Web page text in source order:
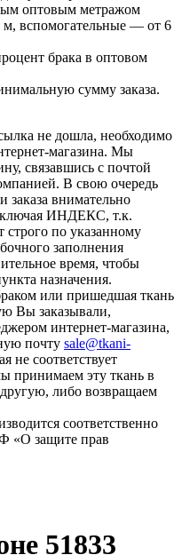
оптовым метражом
вспомогательные — от 6
брака в оптовом
сумму заказа.
не дошла, необходимо
магазина. Мы
связавшись с почтой
В свою очередь
внимательно
ИНДЕКС, т.к.
строго по указанному
заполнения
время, чтобы
назначения.
или пришедшая ткань
Вы заказывали,
интернет-магазина,
почту sale@tkani-
не соответствует
принимаем эту ткань в
либо возвращаем
соответственно
«О защите прав
51833